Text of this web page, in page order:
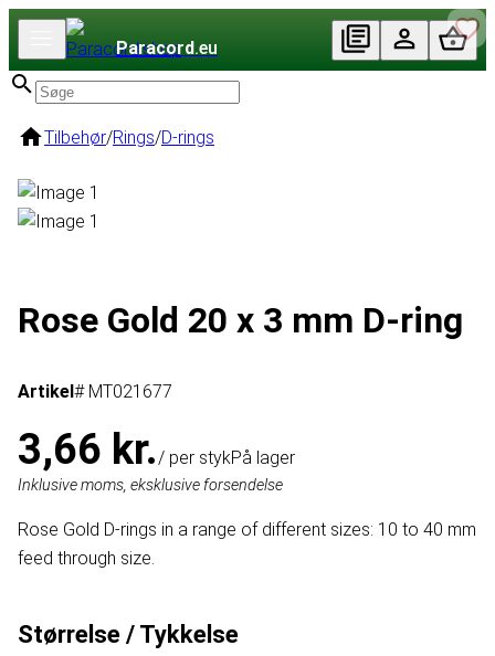
Paracord.eu
Tilbehør/Rings/D-rings
Rose Gold 20 x 3 mm D-ring
Artikel# MT021677
3,66 kr./ per stykPå lager
Inklusive moms, eksklusive forsendelse
Rose Gold D-rings in a range of different sizes: 10 to 40 mm
feed through size.
Størrelse / Tykkelse